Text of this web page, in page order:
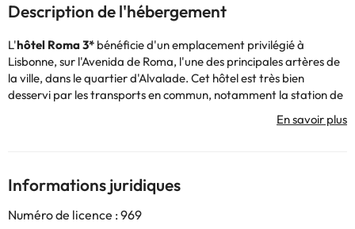
Description de l'hébergement
L'hôtel Roma 3* bénéficie d'un emplacement privilégié à
Lisbonne, sur l'Avenida de Roma, l'une des principales artères de
la ville, dans le quartier d'Alvalade. Cet hôtel est très bien
desservi par les transports en commun, notamment la station de
métro Roma et la station de ski Roma-Areeiro, toutes deux
situées à quelques minutes de marche, ce qui vous permettra
L'hôtel dispose d'une réception ouverte 24 heures sur 24, ce qui
vous permet de bénéficier d'une attention permanente tout au
long de votre séjour. Il propose également un service de petit
Informations juridiques
Numéro de licence : 969